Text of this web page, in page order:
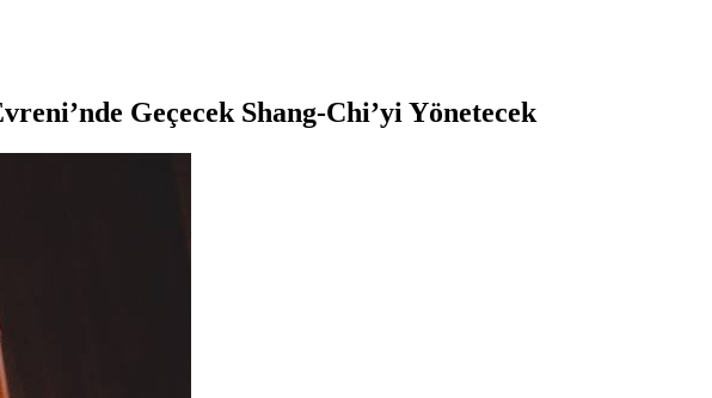
Geçecek Shang-Chi’yi Yönetecek